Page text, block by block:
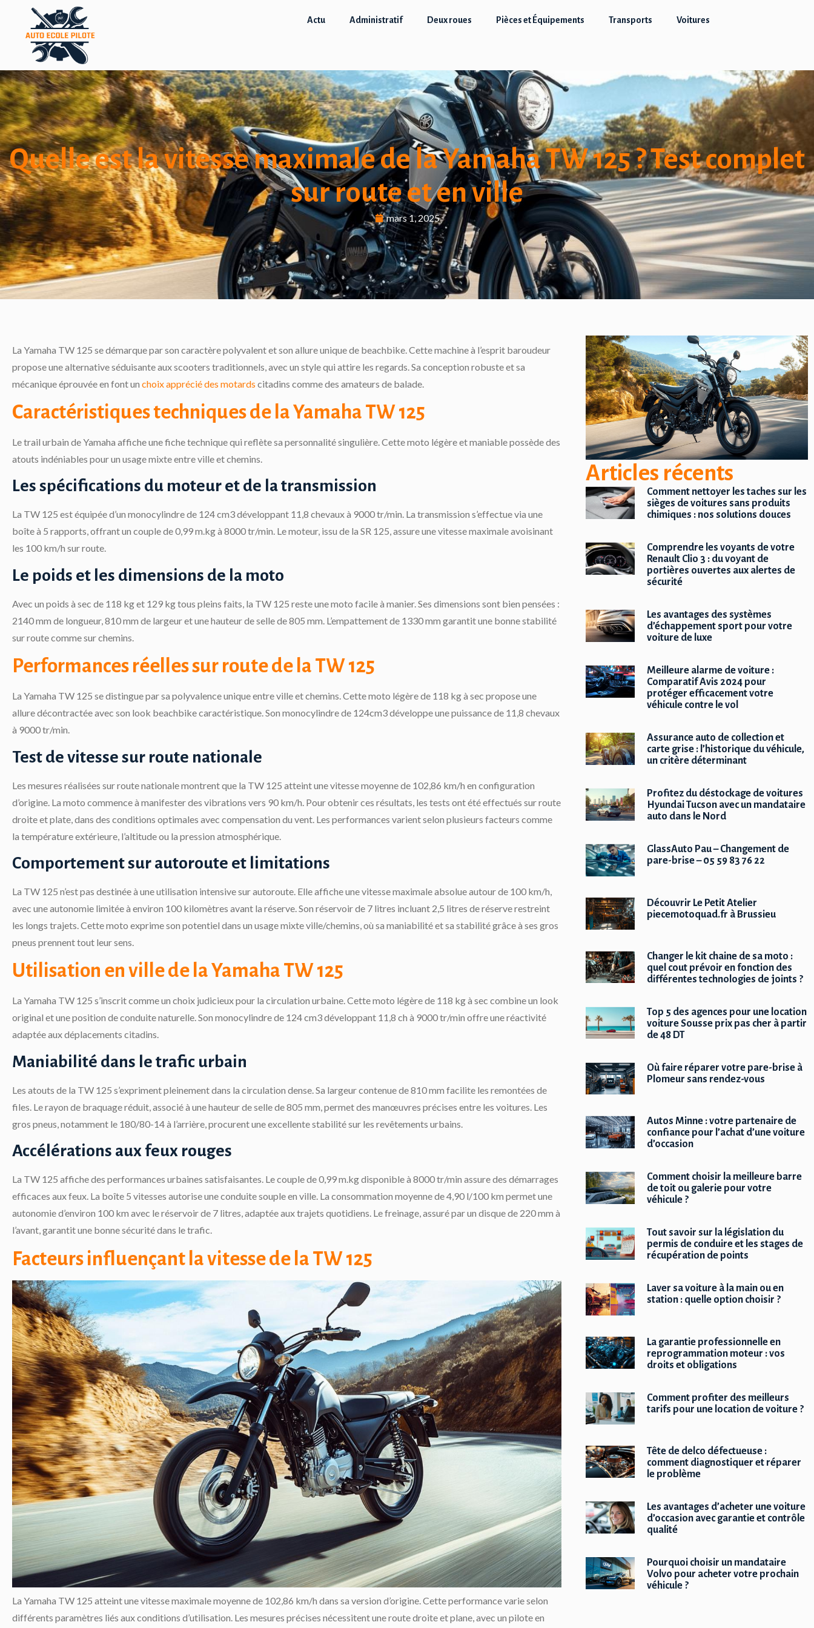
Actu Administratif Deux roues Pièces et Équipements Transports Voitures
Quelle est la vitesse maximale de la Yamaha TW 125 ? Test complet
sur route et en ville
mars 1, 2025
La Yamaha TW 125 se démarque par son caractère polyvalent et son allure unique de beachbike. Cette machine à l’esprit baroudeur
propose une alternative séduisante aux scooters traditionnels, avec un style qui attire les regards. Sa conception robuste et sa
mécanique éprouvée en font un choix apprécié des motards citadins comme des amateurs de balade.
Caractéristiques techniques de la Yamaha TW 125
Le trail urbain de Yamaha affiche une fiche technique qui reflète sa personnalité singulière. Cette moto légère et maniable possède des
atouts indéniables pour un usage mixte entre ville et chemins.
Les spécifications du moteur et de la transmission
La TW 125 est équipée d’un monocylindre de 124 cm3 développant 11,8 chevaux à 9000 tr/min. La transmission s’effectue via une
boîte à 5 rapports, offrant un couple de 0,99 m.kg à 8000 tr/min. Le moteur, issu de la SR 125, assure une vitesse maximale avoisinant
les 100 km/h sur route.
Le poids et les dimensions de la moto
Avec un poids à sec de 118 kg et 129 kg tous pleins faits, la TW 125 reste une moto facile à manier. Ses dimensions sont bien pensées :
2140 mm de longueur, 810 mm de largeur et une hauteur de selle de 805 mm. L’empattement de 1330 mm garantit une bonne stabilité
sur route comme sur chemins.
Performances réelles sur route de la TW 125
La Yamaha TW 125 se distingue par sa polyvalence unique entre ville et chemins. Cette moto légère de 118 kg à sec propose une
allure décontractée avec son look beachbike caractéristique. Son monocylindre de 124cm3 développe une puissance de 11,8 chevaux
à 9000 tr/min.
Test de vitesse sur route nationale
Les mesures réalisées sur route nationale montrent que la TW 125 atteint une vitesse moyenne de 102,86 km/h en configuration
d’origine. La moto commence à manifester des vibrations vers 90 km/h. Pour obtenir ces résultats, les tests ont été effectués sur route
droite et plate, dans des conditions optimales avec compensation du vent. Les performances varient selon plusieurs facteurs comme
la température extérieure, l’altitude ou la pression atmosphérique.
Comportement sur autoroute et limitations
La TW 125 n’est pas destinée à une utilisation intensive sur autoroute. Elle affiche une vitesse maximale absolue autour de 100 km/h,
avec une autonomie limitée à environ 100 kilomètres avant la réserve. Son réservoir de 7 litres incluant 2,5 litres de réserve restreint
les longs trajets. Cette moto exprime son potentiel dans un usage mixte ville/chemins, où sa maniabilité et sa stabilité grâce à ses gros
pneus prennent tout leur sens.
Utilisation en ville de la Yamaha TW 125
La Yamaha TW 125 s’inscrit comme un choix judicieux pour la circulation urbaine. Cette moto légère de 118 kg à sec combine un look
original et une position de conduite naturelle. Son monocylindre de 124 cm3 développant 11,8 ch à 9000 tr/min offre une réactivité
adaptée aux déplacements citadins.
Maniabilité dans le trafic urbain
Les atouts de la TW 125 s’expriment pleinement dans la circulation dense. Sa largeur contenue de 810 mm facilite les remontées de
files. Le rayon de braquage réduit, associé à une hauteur de selle de 805 mm, permet des manœuvres précises entre les voitures. Les
gros pneus, notamment le 180/80-14 à l’arrière, procurent une excellente stabilité sur les revêtements urbains.
Accélérations aux feux rouges
La TW 125 affiche des performances urbaines satisfaisantes. Le couple de 0,99 m.kg disponible à 8000 tr/min assure des démarrages
efficaces aux feux. La boîte 5 vitesses autorise une conduite souple en ville. La consommation moyenne de 4,90 l/100 km permet une
autonomie d’environ 100 km avec le réservoir de 7 litres, adaptée aux trajets quotidiens. Le freinage, assuré par un disque de 220 mm à
l’avant, garantit une bonne sécurité dans le trafic.
Facteurs influençant la vitesse de la TW 125
La Yamaha TW 125 atteint une vitesse maximale moyenne de 102,86 km/h dans sa version d’origine. Cette performance varie selon
différents paramètres liés aux conditions d’utilisation. Les mesures précises nécessitent une route droite et plane, avec un pilote en
Articles récents
Comment nettoyer les taches sur les
sièges de voitures sans produits
chimiques : nos solutions douces
Comprendre les voyants de votre
Renault Clio 3 : du voyant de
portières ouvertes aux alertes de
sécurité
Les avantages des systèmes
d’échappement sport pour votre
voiture de luxe
Meilleure alarme de voiture :
Comparatif Avis 2024 pour
protéger efficacement votre
véhicule contre le vol
Assurance auto de collection et
carte grise : l’historique du véhicule,
un critère déterminant
Profitez du déstockage de voitures
Hyundai Tucson avec un mandataire
auto dans le Nord
GlassAuto Pau – Changement de
pare-brise – 05 59 83 76 22
Découvrir Le Petit Atelier
piecemotoquad.fr à Brussieu
Changer le kit chaine de sa moto :
quel cout prévoir en fonction des
différentes technologies de joints ?
Top 5 des agences pour une location
voiture Sousse prix pas cher à partir
de 48 DT
Où faire réparer votre pare-brise à
Plomeur sans rendez-vous
Autos Minne : votre partenaire de
confiance pour l’achat d’une voiture
d’occasion
Comment choisir la meilleure barre
de toit ou galerie pour votre
véhicule ?
Tout savoir sur la législation du
permis de conduire et les stages de
récupération de points
Laver sa voiture à la main ou en
station : quelle option choisir ?
La garantie professionnelle en
reprogrammation moteur : vos
droits et obligations
Comment profiter des meilleurs
tarifs pour une location de voiture ?
Tête de delco défectueuse :
comment diagnostiquer et réparer
le problème
Les avantages d’acheter une voiture
d’occasion avec garantie et contrôle
qualité
Pourquoi choisir un mandataire
Volvo pour acheter votre prochain
véhicule ?